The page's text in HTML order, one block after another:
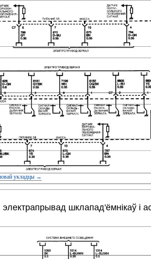
укладцы →
шклапад'ёмнікаў і